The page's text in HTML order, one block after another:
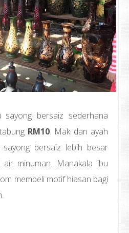
sayong bersaiz sederhana
RM10. Mak dan ayah
bersaiz lebih besar
minuman. Manakala ibu
membeli motif hiasan bagi